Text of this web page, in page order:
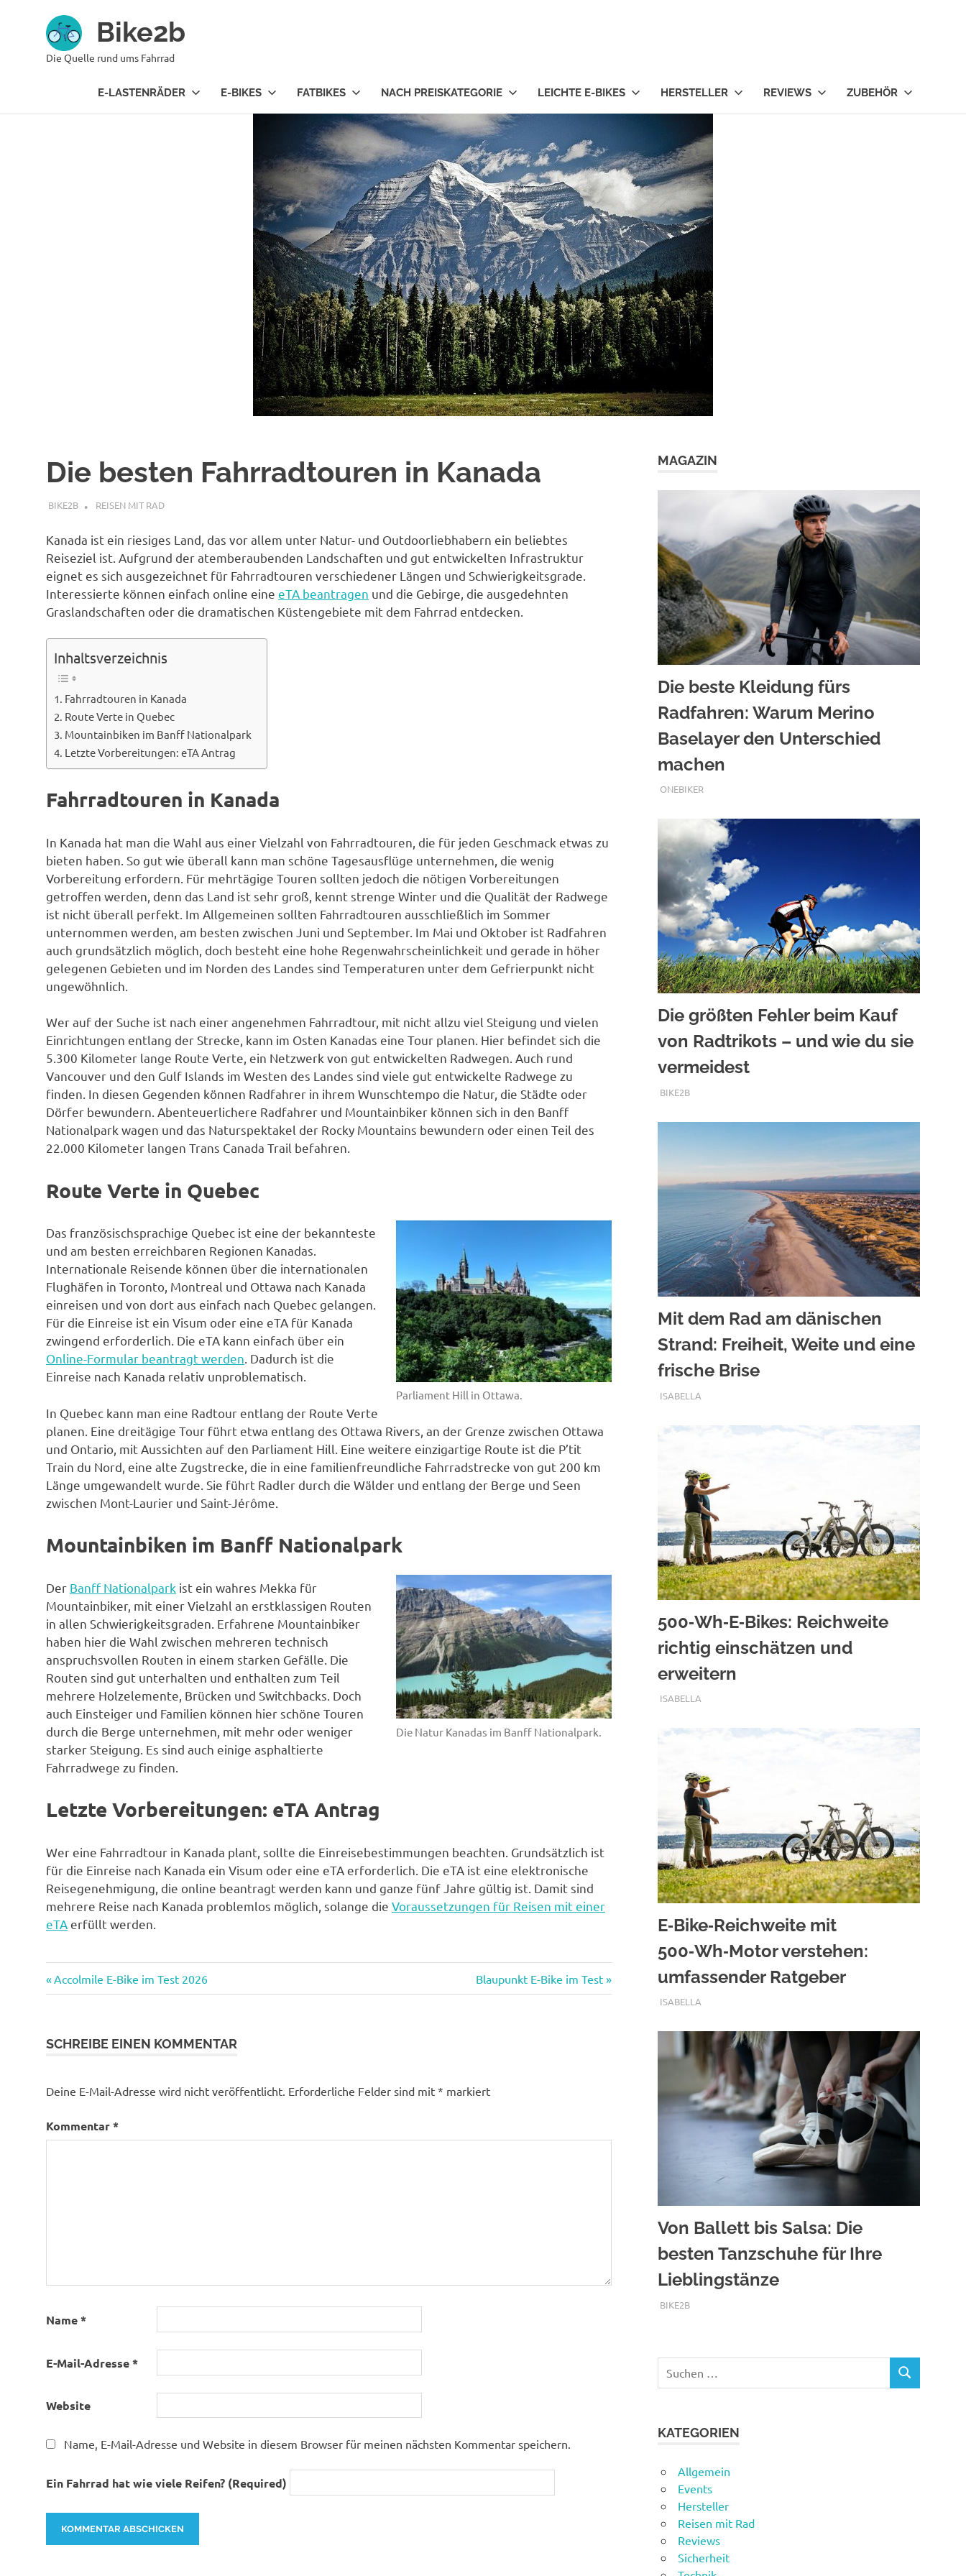
Bike2b
Die Quelle rund ums Fahrrad
E-LASTENRÄDER E-BIKES FATBIKES NACH PREISKATEGORIE LEICHTE E-BIKES HERSTELLER REVIEWS ZUBEHÖR
Die besten Fahrradtouren in Kanada
SEPTEMBER 27, 2022
BIKE2B REISEN MIT RAD
Kanada ist ein riesiges Land, das vor allem unter Natur- und Outdoorliebhabern ein beliebtes
Reiseziel ist. Aufgrund der atemberaubenden Landschaften und gut entwickelten Infrastruktur
eignet es sich ausgezeichnet für Fahrradtouren verschiedener Längen und Schwierigkeitsgrade.
Interessierte können einfach online eine eTA beantragen und die Gebirge, die ausgedehnten
Graslandschaften oder die dramatischen Küstengebiete mit dem Fahrrad entdecken.
Inhaltsverzeichnis
Fahrradtouren in Kanada
Route Verte in Quebec
Mountainbiken im Banff Nationalpark
Letzte Vorbereitungen: eTA Antrag
Fahrradtouren in Kanada
In Kanada hat man die Wahl aus einer Vielzahl von Fahrradtouren, die für jeden Geschmack etwas zu
bieten haben. So gut wie überall kann man schöne Tagesausflüge unternehmen, die wenig
Vorbereitung erfordern. Für mehrtägige Touren sollten jedoch die nötigen Vorbereitungen
getroffen werden, denn das Land ist sehr groß, kennt strenge Winter und die Qualität der Radwege
ist nicht überall perfekt. Im Allgemeinen sollten Fahrradtouren ausschließlich im Sommer
unternommen werden, am besten zwischen Juni und September. Im Mai und Oktober ist Radfahren
auch grundsätzlich möglich, doch besteht eine hohe Regenwahrscheinlichkeit und gerade in höher
gelegenen Gebieten und im Norden des Landes sind Temperaturen unter dem Gefrierpunkt nicht
ungewöhnlich.
Wer auf der Suche ist nach einer angenehmen Fahrradtour, mit nicht allzu viel Steigung und vielen
Einrichtungen entlang der Strecke, kann im Osten Kanadas eine Tour planen. Hier befindet sich die
5.300 Kilometer lange Route Verte, ein Netzwerk von gut entwickelten Radwegen. Auch rund
Vancouver und den Gulf Islands im Westen des Landes sind viele gut entwickelte Radwege zu
finden. In diesen Gegenden können Radfahrer in ihrem Wunschtempo die Natur, die Städte oder
Dörfer bewundern. Abenteuerlichere Radfahrer und Mountainbiker können sich in den Banff
Nationalpark wagen und das Naturspektakel der Rocky Mountains bewundern oder einen Teil des
22.000 Kilometer langen Trans Canada Trail befahren.
Route Verte in Quebec
Parliament Hill in Ottawa.
Das französischsprachige Quebec ist eine der bekannteste
und am besten erreichbaren Regionen Kanadas.
Internationale Reisende können über die internationalen
Flughäfen in Toronto, Montreal und Ottawa nach Kanada
einreisen und von dort aus einfach nach Quebec gelangen.
Für die Einreise ist ein Visum oder eine eTA für Kanada
zwingend erforderlich. Die eTA kann einfach über ein
Online-Formular beantragt werden. Dadurch ist die
Einreise nach Kanada relativ unproblematisch.
In Quebec kann man eine Radtour entlang der Route Verte
planen. Eine dreitägige Tour führt etwa entlang des Ottawa Rivers, an der Grenze zwischen Ottawa
und Ontario, mit Aussichten auf den Parliament Hill. Eine weitere einzigartige Route ist die P’tit
Train du Nord, eine alte Zugstrecke, die in eine familienfreundliche Fahrradstrecke von gut 200 km
Länge umgewandelt wurde. Sie führt Radler durch die Wälder und entlang der Berge und Seen
zwischen Mont-Laurier und Saint-Jérôme.
Mountainbiken im Banff Nationalpark
Die Natur Kanadas im Banff Nationalpark.
Der Banff Nationalpark ist ein wahres Mekka für
Mountainbiker, mit einer Vielzahl an erstklassigen Routen
in allen Schwierigkeitsgraden. Erfahrene Mountainbiker
haben hier die Wahl zwischen mehreren technisch
anspruchsvollen Routen in einem starken Gefälle. Die
Routen sind gut unterhalten und enthalten zum Teil
mehrere Holzelemente, Brücken und Switchbacks. Doch
auch Einsteiger und Familien können hier schöne Touren
durch die Berge unternehmen, mit mehr oder weniger
starker Steigung. Es sind auch einige asphaltierte
Fahrradwege zu finden.
Letzte Vorbereitungen: eTA Antrag
Wer eine Fahrradtour in Kanada plant, sollte die Einreisebestimmungen beachten. Grundsätzlich ist
für die Einreise nach Kanada ein Visum oder eine eTA erforderlich. Die eTA ist eine elektronische
Reisegenehmigung, die online beantragt werden kann und ganze fünf Jahre gültig ist. Damit sind
mehrere Reise nach Kanada problemlos möglich, solange die Voraussetzungen für Reisen mit einer
eTA erfüllt werden.
Beitragsnavigation
Vorheriger
Beitrag:
Accolmile E-Bike im Test 2026
Nächster
Beitrag:
Blaupunkt E-Bike im Test
SCHREIBE EINEN KOMMENTAR
Deine E-Mail-Adresse wird nicht veröffentlicht. Erforderliche Felder sind mit * markiert
Kommentar*
Name*
E-Mail-Adresse*
Website
Name, E-Mail-Adresse und Website in diesem Browser für meinen nächsten Kommentar speichern.
Ein Fahrrad hat wie viele Reifen? (Required)
MAGAZIN
Die beste Kleidung fürs
Radfahren: Warum Merino
Baselayer den Unterschied
machen
JULI 27, 2026
ONEBIKER
Die größten Fehler beim Kauf
von Radtrikots – und wie du sie
vermeidest
DEZEMBER 1, 2025
BIKE2B
Mit dem Rad am dänischen
Strand: Freiheit, Weite und eine
frische Brise
OKTOBER 12, 2025
ISABELLA
500‑Wh‑E‑Bikes: Reichweite
richtig einschätzen und
erweitern
SEPTEMBER 12, 2025
ISABELLA
E‑Bike‑Reichweite mit
500‑Wh‑Motor verstehen:
umfassender Ratgeber
SEPTEMBER 10, 2025
ISABELLA
Von Ballett bis Salsa: Die
besten Tanzschuhe für Ihre
Lieblingstänze
AUGUST 14, 2025
BIKE2B
KATEGORIEN
Allgemein
Events
Hersteller
Reisen mit Rad
Reviews
Sicherheit